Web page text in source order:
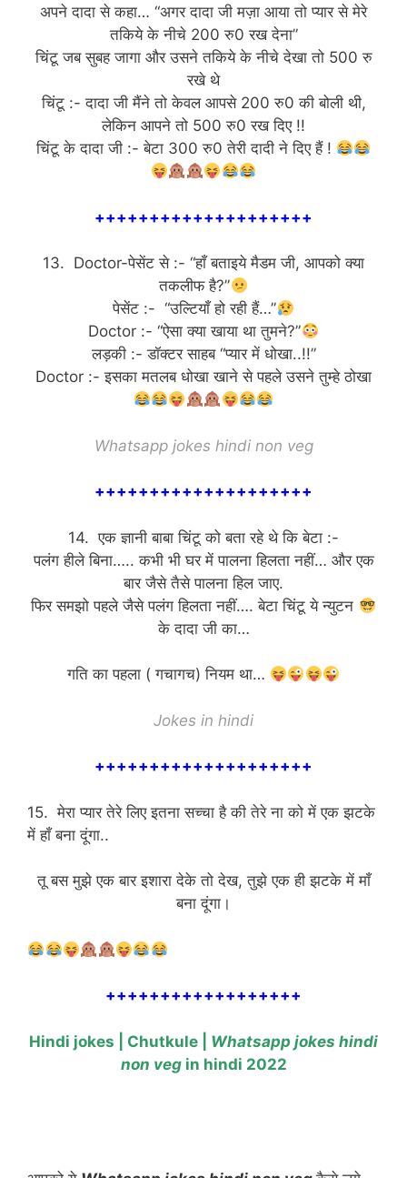
अपने दादा से कहा… “अगर दादा जी मज़ा आया तो प्यार से मेरे
तकिये के नीचे 200 रु0 रख देना”
चिंटू जब सुबह जागा और उसने तकिये के नीचे देखा तो 500 रु
रखे थे
चिंटू :- दादा जी मैंने तो केवल आपसे 200 रु0 की बोली थी,
लेकिन आपने तो 500 रु0 रख दिए !!
चिंटू के दादा जी :- बेटा 300 रु0 तेरी दादी ने दिए हैं !
++++++++++++++++++++
13. Doctor-पेसेंट से :- “हाँ बताइये मैडम जी, आपको क्या
तकलीफ है?”
पेसेंट :- “उल्टियाँ हो रही हैं…”
Doctor :- “ऐसा क्या खाया था तुमने?”
लड़की :- डॉक्टर साहब “प्यार में धोखा..!!”
Doctor :- इसका मतलब धोखा खाने से पहले उसने तुम्हे ठोखा
Whatsapp jokes hindi non veg
++++++++++++++++++++
14. एक ज्ञानी बाबा चिंटू को बता रहे थे कि बेटा :-
पलंग हीले बिना….. कभी भी घर में पालना हिलता नहीं… और एक
बार जैसे तैसे पालना हिल जाए.
फिर समझो पहले जैसे पलंग हिलता नहीं…. बेटा चिंटू ये न्युटन
के दादा जी का…
गति का पहला ( गचागच) नियम था…
Jokes in hindi
++++++++++++++++++++
15. मेरा प्यार तेरे लिए इतना सच्चा है की तेरे ना को में एक झटके
में हाँ बना दूंगा..
तू बस मुझे एक बार इशारा देके तो देख, तुझे एक ही झटके में माँ
बना दूंगा।
++++++++++++++++++
Hindi jokes | Chutkule | Whatsapp jokes hindi
non vegin hindi 2022